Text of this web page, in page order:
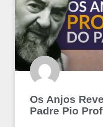
Os Anjos
Padre Pio